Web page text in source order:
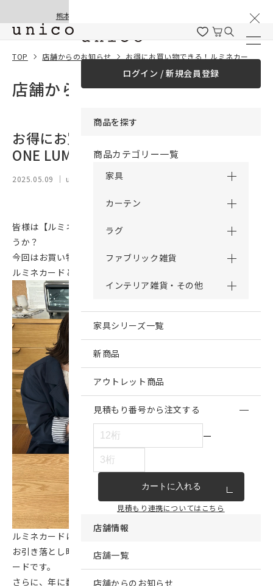
熊本地震の影響による配送遅延と停止について
ログイン / 新規会員登録
商品を探す
商品カテゴリー一覧
家具
カーテン
ラグ
ファブリック雑貨
インテリア雑貨・その他
家具シリーズ一覧
新商品
アウトレット商品
見積もり番号から注文する
ー
カートに入れる
見積もり連携についてはこちら
店舗情報
店舗一覧
店舗からのお知らせ
TOP 店舗からのお知らせ お得にお買い物できる！ルミネカードとONE LUMINE！
店舗からのお知らせ
お得にお買い物できる！ルミネカードと
ONE LUMINE！
2025.05.09 ｜ unico 大宮
皆様は【ルミネカード】・【ONE LUMINE】をご存知でしょ
うか？
今回はお買い物をより楽しくお得にしてくれる、
ルミネカードとワンルミネを紹介します！
ルミネカードは、ルミネ・NEWoManでのご利用で、
お引き落とし時に常時5％OFFとなる大変お得なクレジットカ
ードです。
さらに、年に数回10％OFFとなる特別なキャンペーンも開催